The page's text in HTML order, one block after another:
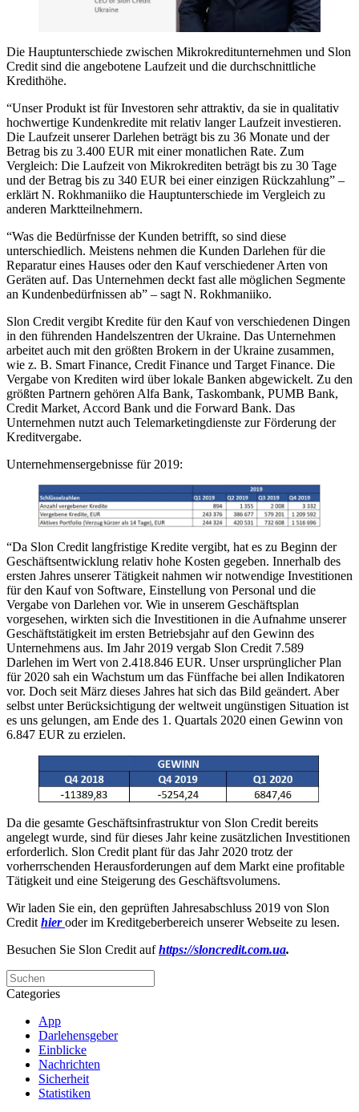
Die Hauptunterschiede zwischen Mikrokreditunternehmen und Slon
Credit sind die angebotene Laufzeit und die durchschnittliche
Kredithöhe.
“Unser Produkt ist für Investoren sehr attraktiv, da sie in qualitativ
hochwertige Kundenkredite mit relativ langer Laufzeit investieren.
Die Laufzeit unserer Darlehen beträgt bis zu 36 Monate und der
Betrag bis zu 3.400 EUR mit einer monatlichen Rate. Zum
Vergleich: Die Laufzeit von Mikrokrediten beträgt bis zu 30 Tage
und der Betrag bis zu 340 EUR bei einer einzigen Rückzahlung” –
erklärt N. Rokhmaniiko die Hauptunterschiede im Vergleich zu
anderen Marktteilnehmern.
“Was die Bedürfnisse der Kunden betrifft, so sind diese
unterschiedlich. Meistens nehmen die Kunden Darlehen für die
Reparatur eines Hauses oder den Kauf verschiedener Arten von
Geräten auf. Das Unternehmen deckt fast alle möglichen Segmente
an Kundenbedürfnissen ab” – sagt N. Rokhmaniiko.
Slon Credit vergibt Kredite für den Kauf von verschiedenen Dingen
in den führenden Handelszentren der Ukraine. Das Unternehmen
arbeitet auch mit den größten Brokern in der Ukraine zusammen,
wie z. B. Smart Finance, Credit Finance und Target Finance. Die
Vergabe von Krediten wird über lokale Banken abgewickelt. Zu den
größten Partnern gehören Alfa Bank, Taskombank, PUMB Bank,
Credit Market, Accord Bank und die Forward Bank. Das
Unternehmen nutzt auch Telemarketingdienste zur Förderung der
Kreditvergabe.
Unternehmensergebnisse für 2019:
“Da Slon Credit langfristige Kredite vergibt, hat es zu Beginn der
Geschäftsentwicklung relativ hohe Kosten gegeben. Innerhalb des
ersten Jahres unserer Tätigkeit nahmen wir notwendige Investitionen
für den Kauf von Software, Einstellung von Personal und die
Vergabe von Darlehen vor. Wie in unserem Geschäftsplan
vorgesehen, wirkten sich die Investitionen in die Aufnahme unserer
Geschäftstätigkeit im ersten Betriebsjahr auf den Gewinn des
Unternehmens aus. Im Jahr 2019 vergab Slon Credit 7.589
Darlehen im Wert von 2.418.846 EUR. Unser ursprünglicher Plan
für 2020 sah ein Wachstum um das Fünffache bei allen Indikatoren
vor. Doch seit März dieses Jahres hat sich das Bild geändert. Aber
selbst unter Berücksichtigung der weltweit ungünstigen Situation ist
es uns gelungen, am Ende des 1. Quartals 2020 einen Gewinn von
6.847 EUR zu erzielen.
Da die gesamte Geschäftsinfrastruktur von Slon Credit bereits
angelegt wurde, sind für dieses Jahr keine zusätzlichen Investitionen
erforderlich. Slon Credit plant für das Jahr 2020 trotz der
vorherrschenden Herausforderungen auf dem Markt eine profitable
Tätigkeit und eine Steigerung des Geschäftsvolumens.
Wir laden Sie ein, den geprüften Jahresabschluss 2019 von Slon
Credit hieroder im Kreditgeberbereich unserer Webseite zu lesen.
Besuchen Sie Slon Credit aufhttps://sloncredit.com.ua.
Categories
App
Darlehensgeber
Einblicke
Nachrichten
Sicherheit
Statistiken